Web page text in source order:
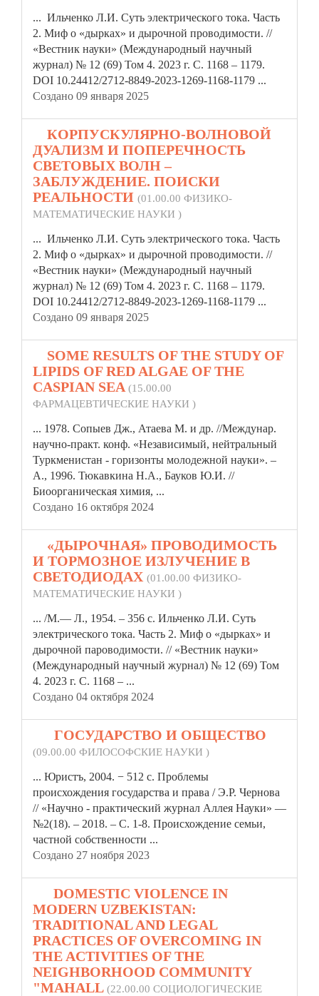
... Ильченко Л.И. Суть электрического тока. Часть
2. Миф о «дырках» и дырочной проводимости. //
«Вестник науки» (Международный научный
журнал) № 12 (69) Том 4. 2023 г. С. 1168 – 1179.
DOI 10.24412/2712-8849-2023-1269-1168-1179 ...
Создано 09 января 2025
КОРПУСКУЛЯРНО-ВОЛНОВОЙ
ДУАЛИЗМ И ПОПЕРЕЧНОСТЬ
СВЕТОВЫХ ВОЛН –
ЗАБЛУЖДЕНИЕ. ПОИСКИ
РЕАЛЬНОСТИ (01.00.00 ФИЗИКО-
МАТЕМАТИЧЕСКИЕ НАУКИ )
... Ильченко Л.И. Суть электрического тока. Часть
2. Миф о «дырках» и дырочной проводимости. //
«Вестник науки» (Международный научный
журнал) № 12 (69) Том 4. 2023 г. С. 1168 – 1179.
DOI 10.24412/2712-8849-2023-1269-1168-1179 ...
Создано 09 января 2025
SOME RESULTS OF THE STUDY OF
LIPIDS OF RED ALGAE OF THE
CASPIAN SEA (15.00.00
ФАРМАЦЕВТИЧЕСКИЕ НАУКИ )
... 1978. Сопыев Дж., Атаева М. и др. //Междунар.
научно-практ. конф. «Независимый, нейтральный
Туркменистан - горизонты молодежной науки». –
А., 1996. Тюкавкина Н.А., Бауков Ю.И. //
Биоорганическая химия, ...
Создано 16 октября 2024
«ДЫРОЧНАЯ» ПРОВОДИМОСТЬ
И ТОРМОЗНОЕ ИЗЛУЧЕНИЕ В
СВЕТОДИОДАХ (01.00.00 ФИЗИКО-
МАТЕМАТИЧЕСКИЕ НАУКИ )
... /М.— Л., 1954. – 356 с. Ильченко Л.И. Суть
электрического тока. Часть 2. Миф о «дырках» и
дырочной пароводимости. // «Вестник науки»
(Международный научный журнал) № 12 (69) Том
4. 2023 г. С. 1168 – ...
Создано 04 октября 2024
ГОСУДАРСТВО И ОБЩЕСТВО
(09.00.00 ФИЛОСОФСКИЕ НАУКИ )
... Юристъ, 2004. − 512 с. Проблемы
происхождения государства и права / Э.Р. Чернова
// «Научно - практический журнал Аллея Науки» —
№2(18). – 2018. – С. 1-8. Происхождение семьи,
частной собственности ...
Создано 27 ноября 2023
DOMESTIC VIOLENCE IN
MODERN UZBEKISTAN:
TRADITIONAL AND LEGAL
PRACTICES OF OVERCOMING IN
THE ACTIVITIES OF THE
NEIGHBORHOOD COMMUNITY
"MAHALL (22.00.00 СОЦИОЛОГИЧЕСКИЕ